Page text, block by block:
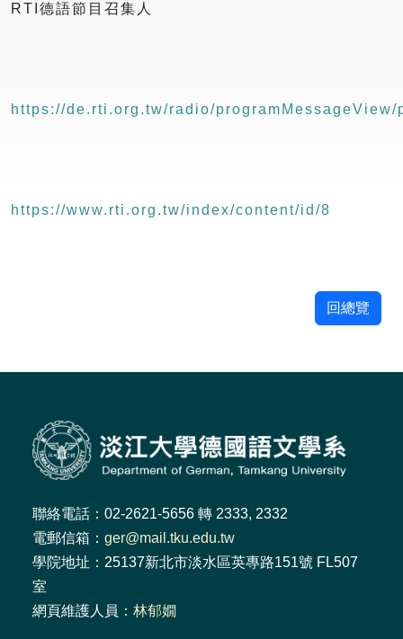
RTI德語節目召集人
https://de.rti.org.tw/radio/
https://www.rti.org.tw/index/content/id/8
回總覽
聯絡電話：02-2621-5656 轉 2333, 2332
電郵信箱： ger@mail.tku.edu.tw
學院地址：25137新北市淡水區英專路151號 FL507
室
網頁維護人員： 林郁嫺